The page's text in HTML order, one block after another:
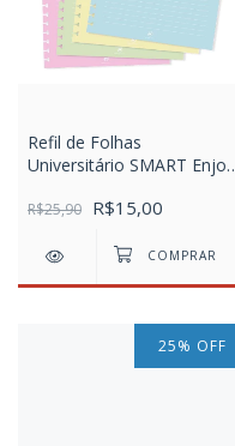
Refil de Folhas
Universitário SMART Enjoy
com 48 Folhas
R$25,90 R$15,00
25% OFF